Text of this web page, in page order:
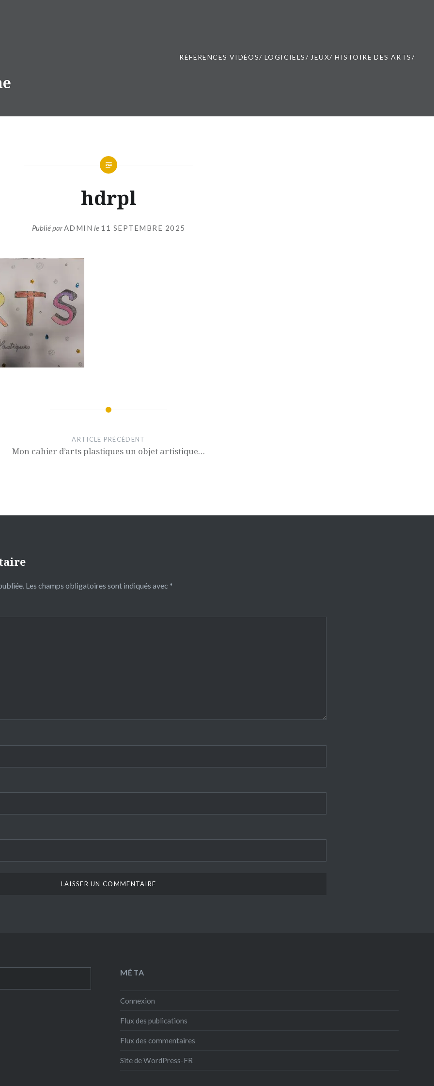
RÉFÉRENCES VIDÉOS/ LOGICIELS/ JEUX/ HISTOIRE DES ARTS/
hdrpl
Publié parADMIN le 11 SEPTEMBRE 2025
ARTICLE PRÉCÉDENT
Mon cahier d’arts plastiques un objet artistique…
Les champs obligatoires sont indiqués avec *
MÉTA
Connexion
Flux des publications
Flux des commentaires
Site de WordPress-FR